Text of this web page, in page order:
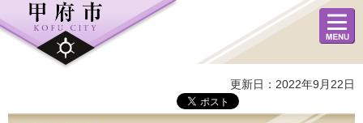
メニュ
ー
更新日：2022年9月22日